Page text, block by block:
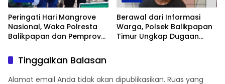
Peringati Hari Mangrove
Nasional, Waka Polresta
Balikpapan dan Pemprov
Mangrove di Pantai Lamaru
Berawal dari Informasi
Warga, Polsek Balikpapan
Timur Ungkap Dugaan
Tinggalkan Balasan
Alamat email Anda tidak akan dipublikasikan. Ruas yang